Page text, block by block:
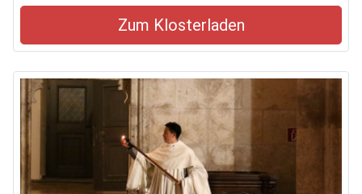
Zum Klosterladen